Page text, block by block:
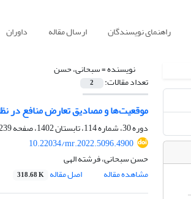
راهنمای نویسندگان ارسال مقاله داوران
نویسنده =سبحانی، حسن
تعداد مقالات: 2
موقعیت‌ها و مصادیق تعارض منافع در
دوره 30، شماره 114، تابستان 1402، صفحه
277
10.22034/mr.2022.5096.4900
حسن سبحانی، فرشته الهی
مشاهده مقاله
اصل مقاله 318.68 K